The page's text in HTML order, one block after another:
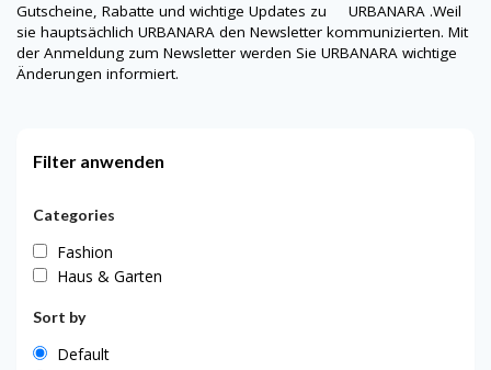
Gutscheine, Rabatte und wichtige Updates zu URBANARA .Weil
sie hauptsächlich URBANARA den Newsletter kommunizierten. Mit
der Anmeldung zum Newsletter werden Sie URBANARA wichtige
Änderungen informiert.
Filter anwenden
Categories
Fashion
Haus & Garten
Sort by
Default